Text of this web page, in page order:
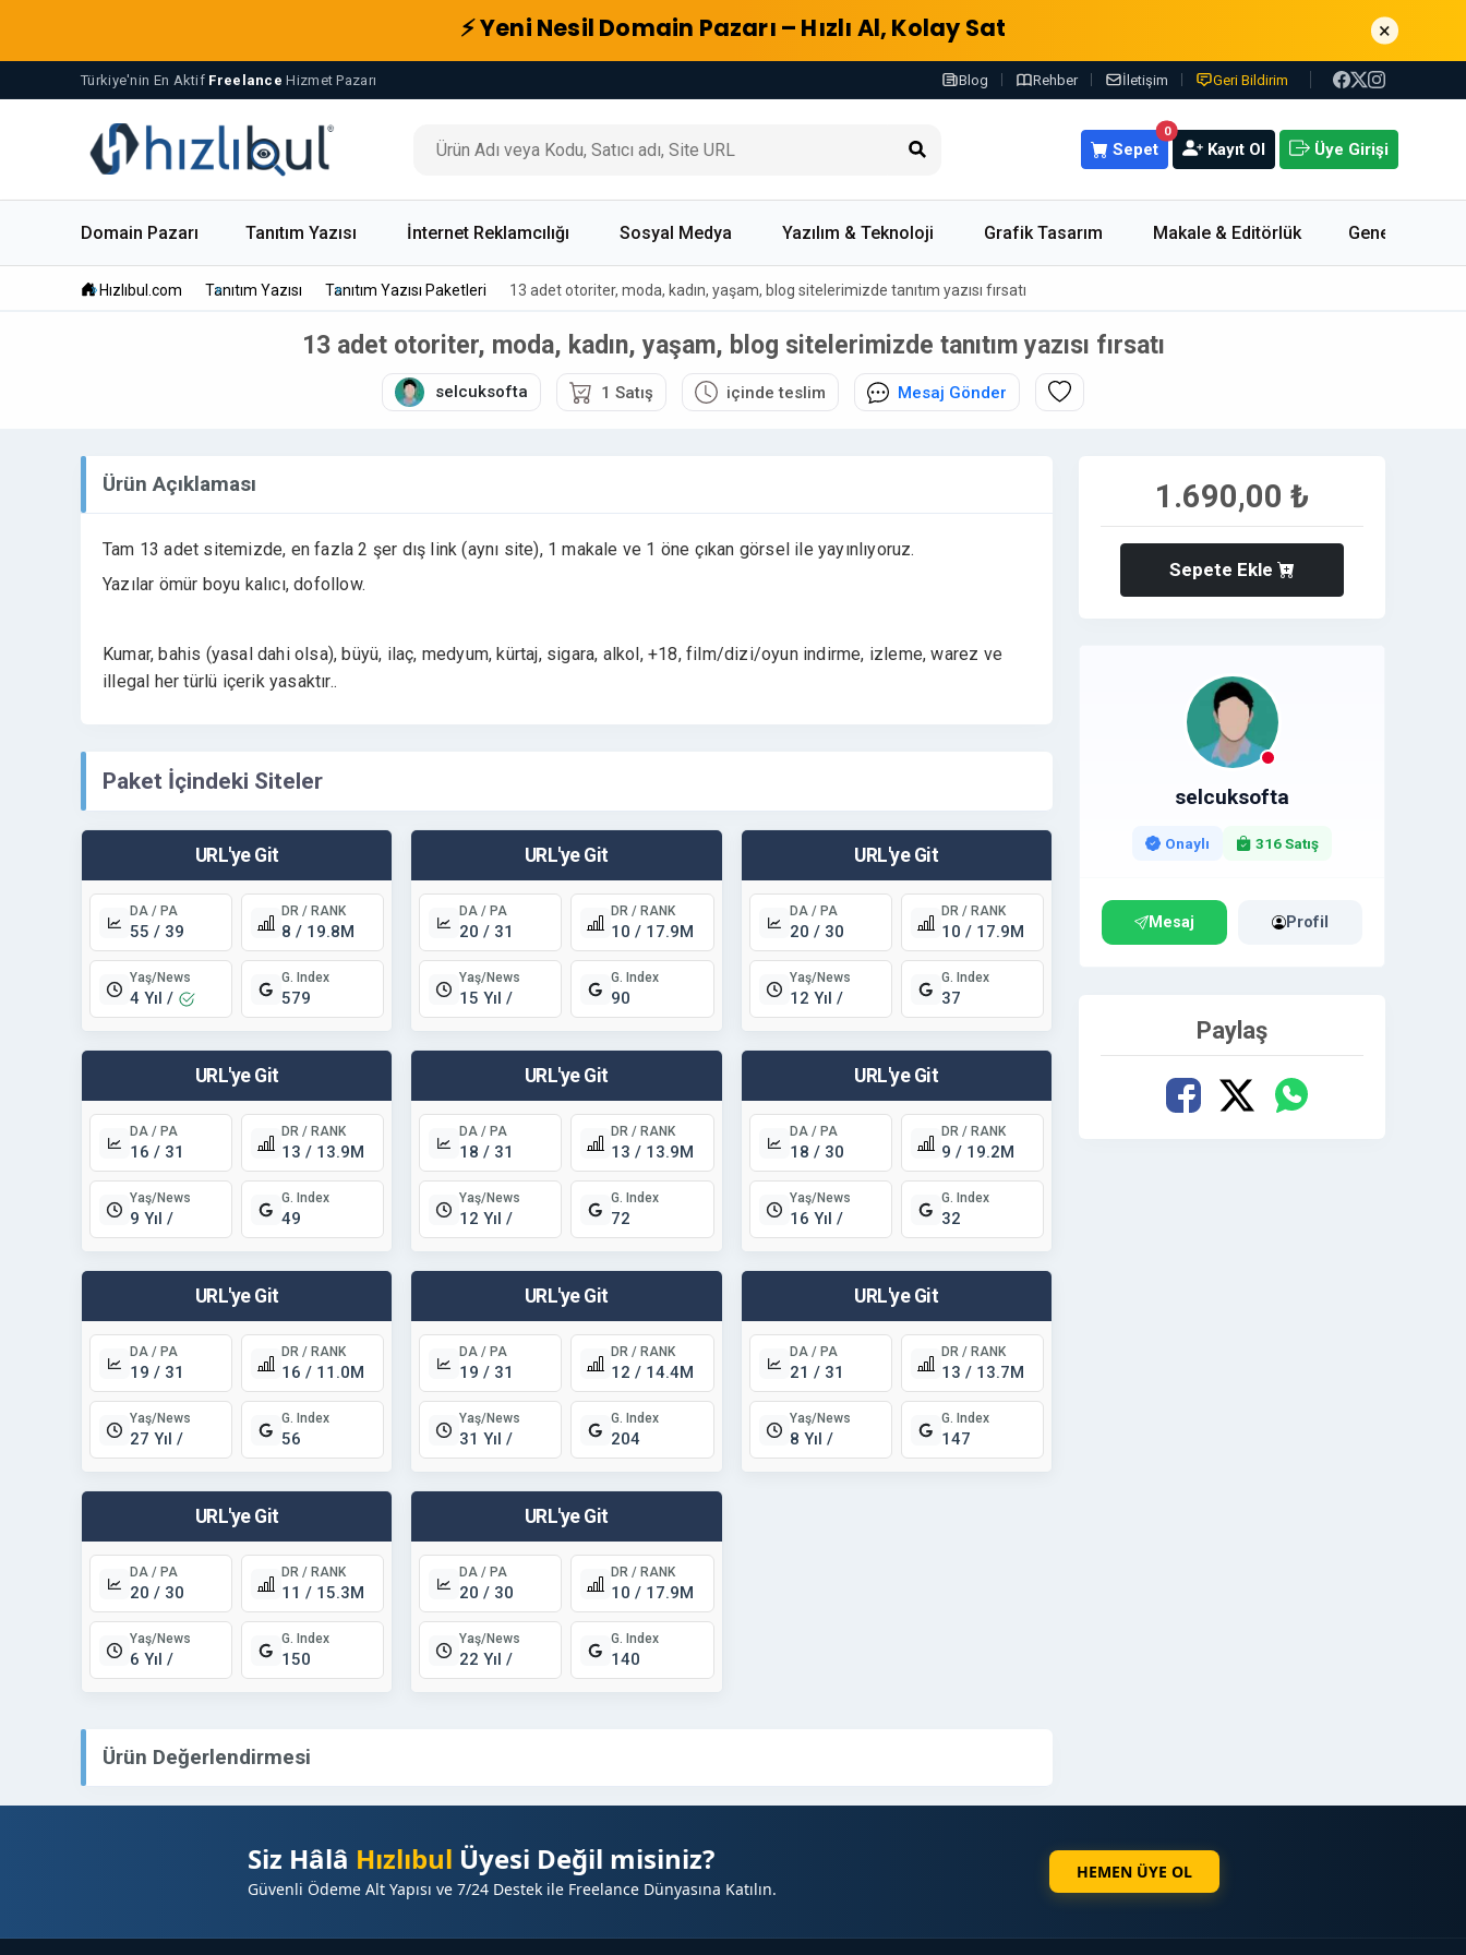
⚡ Yeni Nesil Domain Pazarı – Hızlı Al, Kolay Sat ×
Türkiye'nin En Aktif Freelance Hizmet Pazarı Blog Rehber İletişim Geri Bildirim
0
Sepet Kayıt Ol Üye Girişi
Domain Pazarı Tanıtım Yazısı İnternet Reklamcılığı Sosyal Medya Yazılım & Teknoloji Grafik Tasarım Makale & Editörlük Genel
Hızlıbul.com Tanıtım Yazısı Tanıtım Yazısı Paketleri 13 adet otoriter, moda, kadın, yaşam, blog sitelerimizde tanıtım yazısı fırsatı
13 adet otoriter, moda, kadın, yaşam, blog sitelerimizde tanıtım yazısı fırsatı
selcuksofta 1 Satış içinde teslim Mesaj Gönder
Ürün Açıklaması
Tam 13 adet sitemizde, en fazla 2 şer dış link (aynı site), 1 makale ve 1 öne çıkan görsel ile yayınlıyoruz.
Yazılar ömür boyu kalıcı, dofollow.
Kumar, bahis (yasal dahi olsa), büyü, ilaç, medyum, kürtaj, sigara, alkol, +18, film/dizi/oyun indirme, izleme, warez ve
illegal her türlü içerik yasaktır..
Paket İçindeki Siteler
URL'ye Git
DA / PA
55 / 39
DR / RANK
8 / 19.8M
Yaş/News
4 Yıl /
G. Index
579
URL'ye Git
DA / PA
20 / 31
DR / RANK
10 / 17.9M
Yaş/News
15 Yıl /
G. Index
90
URL'ye Git
DA / PA
20 / 30
DR / RANK
10 / 17.9M
Yaş/News
12 Yıl /
G. Index
37
URL'ye Git
DA / PA
16 / 31
DR / RANK
13 / 13.9M
Yaş/News
9 Yıl /
G. Index
49
URL'ye Git
DA / PA
18 / 31
DR / RANK
13 / 13.9M
Yaş/News
12 Yıl /
G. Index
72
URL'ye Git
DA / PA
18 / 30
DR / RANK
9 / 19.2M
Yaş/News
16 Yıl /
G. Index
32
URL'ye Git
DA / PA
19 / 31
DR / RANK
16 / 11.0M
Yaş/News
27 Yıl /
G. Index
56
URL'ye Git
DA / PA
19 / 31
DR / RANK
12 / 14.4M
Yaş/News
31 Yıl /
G. Index
204
URL'ye Git
DA / PA
21 / 31
DR / RANK
13 / 13.7M
Yaş/News
8 Yıl /
G. Index
147
URL'ye Git
DA / PA
20 / 30
DR / RANK
11 / 15.3M
Yaş/News
6 Yıl /
G. Index
150
URL'ye Git
DA / PA
20 / 30
DR / RANK
10 / 17.9M
Yaş/News
22 Yıl /
G. Index
140
Ürün Değerlendirmesi
1.690,00 ₺
Sepete Ekle
selcuksofta
Onaylı 316 Satış
Mesaj Profil
Paylaş
Siz Hâlâ Hızlıbul Üyesi Değil misiniz?
Güvenli Ödeme Alt Yapısı ve 7/24 Destek ile Freelance Dünyasına Katılın.
HEMEN ÜYE OL